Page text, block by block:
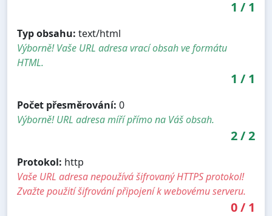
1 / 1
Typ obsahu: text/html
Výborně! Vaše URL adresa vrací obsah ve formátu
HTML.
1 / 1
Počet přesměrování: 0
Výborně! URL adresa míří přímo na Váš obsah.
2/2
Protokol: http
Vaše URL adresa nepoužívá šifrovaný HTTPS protokol!
Zvažte použití šifrování připojení k webovému serveru.
0/ 1